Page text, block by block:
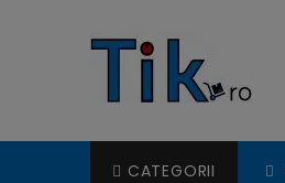
CATEGORII